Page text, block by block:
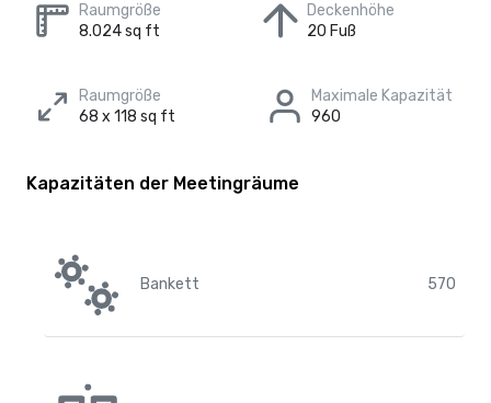
Raumgröße
8.024 sq ft
Deckenhöhe
20 Fuß
Raumgröße
68 x 118 sq ft
Maximale Kapazität
960
Kapazitäten der Meetingräume
Bankett 570